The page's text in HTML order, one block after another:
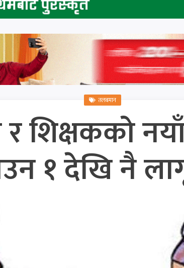
तलबमान
र शिक्षकको
१ देखि नै